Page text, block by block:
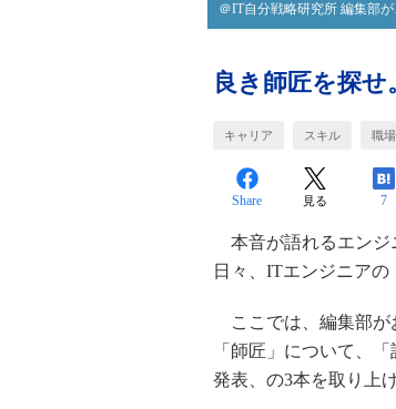
＠IT自分戦略研究所 編集部
良き師匠を探
キャリア スキル 職場
Share 見る 7
本音が語れるエンジ
日々、ITエンジニアの
ここでは、編集部が
「師匠」について、
発表、の3本を取り上げ